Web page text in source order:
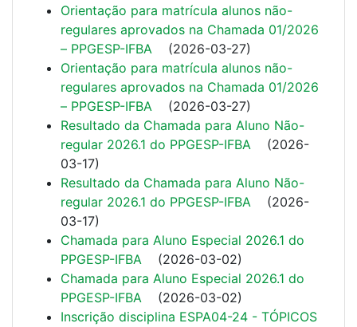
Orientação para matrícula alunos não-
regulares aprovados na Chamada 01/2026
– PPGESP-IFBA (2026-03-27)
Orientação para matrícula alunos não-
regulares aprovados na Chamada 01/2026
– PPGESP-IFBA (2026-03-27)
Resultado da Chamada para Aluno Não-
regular 2026.1 do PPGESP-IFBA (2026-
03-17)
Resultado da Chamada para Aluno Não-
regular 2026.1 do PPGESP-IFBA (2026-
03-17)
Chamada para Aluno Especial 2026.1 do
PPGESP-IFBA (2026-03-02)
Chamada para Aluno Especial 2026.1 do
PPGESP-IFBA (2026-03-02)
Inscrição disciplina ESPA04-24 - TÓPICOS